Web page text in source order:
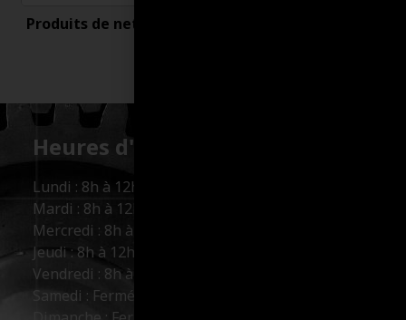
Produits de nettoyage
Heures d'ouverture :
Lundi : 8h à 12h et 13h à 17h
Mardi : 8h à 12h et 13h à 17h
Mercredi : 8h à 12h et 13h à 17h
Jeudi : 8h à 12h et 13h à 17h
Vendredi : 8h à 12h et 13h à 16h
Samedi : Fermé